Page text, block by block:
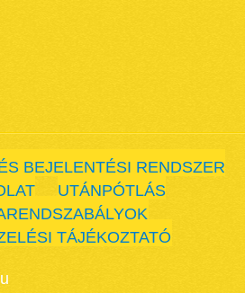
BEJELENTÉSI RENDSZER
UTÁNPÓTLÁS
TÁJÉKOZTATÓ